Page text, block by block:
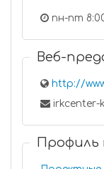
пн-пт
Веб-
http://
irkcenter-
Профиль